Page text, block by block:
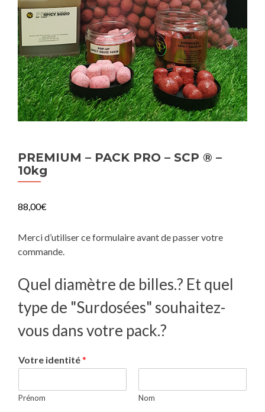
PREMIUM – PACK PRO – SCP ® –
10kg
88,00€
Merci d’utiliser ce formulaire avant de passer votre
commande.
Quel diamètre de billes.? Et quel
type de "Surdosées" souhaitez-
vous dans votre pack.?
Votre identité*
Prénom Nom